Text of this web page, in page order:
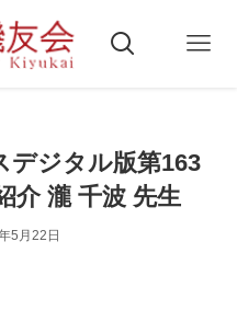
デジタル版第163
介 瀧 千波 先生
5月22日